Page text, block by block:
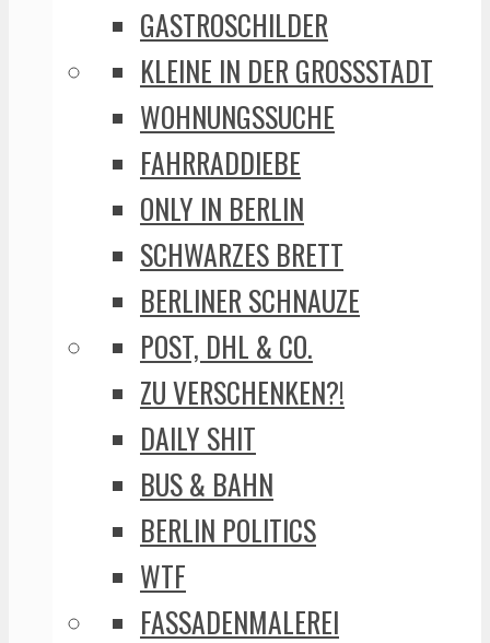
GASTROSCHILDER
KLEINE IN DER GROSSSTADT
WOHNUNGSSUCHE
FAHRRADDIEBE
ONLY IN BERLIN
SCHWARZES BRETT
BERLINER SCHNAUZE
POST, DHL & CO.
ZU VERSCHENKEN?!
DAILY SHIT
BUS & BAHN
BERLIN POLITICS
WTF
FASSADENMALEREI